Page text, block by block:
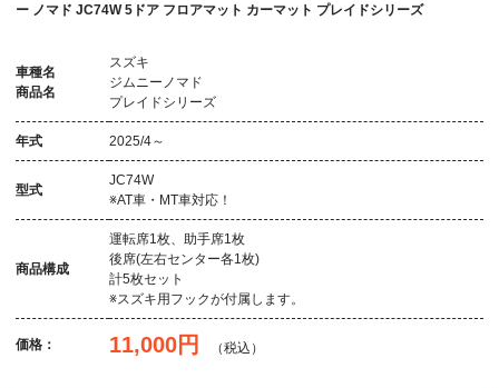
ー ノマド JC74W 5ドア フロアマット カーマット プレイドシリーズ
車種名
商品名
スズキ
ジムニーノマド
プレイドシリーズ
年式 2025/4～
型式
JC74W
※AT車・MT車対応！
商品構成
運転席1枚、助手席1枚
後席(左右センター各1枚)
計5枚セット
※スズキ用フックが付属します。
価格： 11,000円 （税込）